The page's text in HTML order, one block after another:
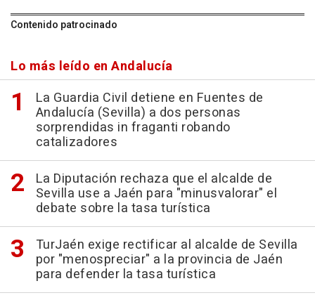
Contenido patrocinado
Lo más leído en Andalucía
La Guardia Civil detiene en Fuentes de
Andalucía (Sevilla) a dos personas
sorprendidas in fraganti robando
catalizadores
La Diputación rechaza que el alcalde de
Sevilla use a Jaén para "minusvalorar" el
debate sobre la tasa turística
TurJaén exige rectificar al alcalde de Sevilla
por "menospreciar" a la provincia de Jaén
para defender la tasa turística